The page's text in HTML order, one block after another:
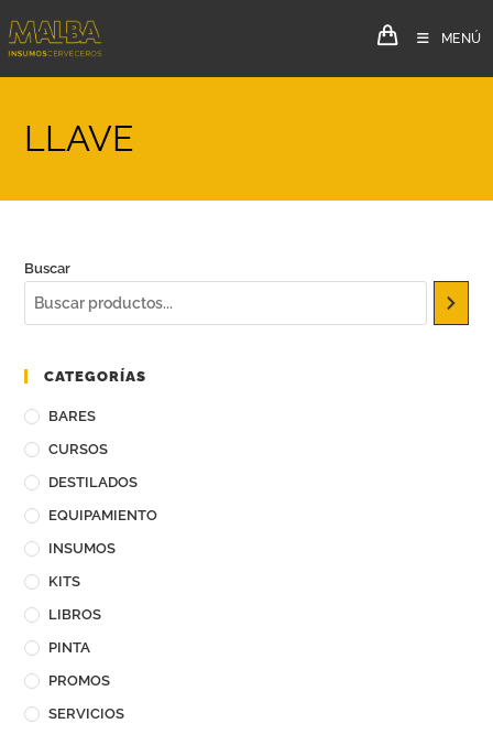
MENÚ
LLAVE
Buscar
CATEGORÍAS
BARES
CURSOS
DESTILADOS
EQUIPAMIENTO
INSUMOS
KITS
LIBROS
PINTA
PROMOS
SERVICIOS